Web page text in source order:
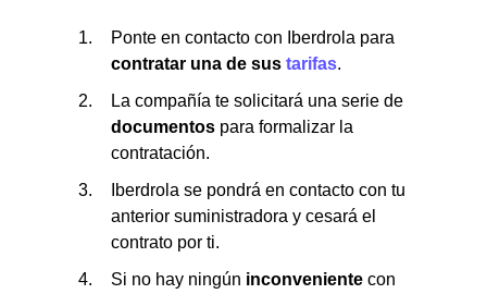
Ponte en contacto con Iberdrola para
contratar una de sus tarifas.
La compañía te solicitará una serie de
documentos para formalizar la
contratación.
Iberdrola se pondrá en contacto con tu
anterior suministradora y cesará el
contrato por ti.
Si no hay ningún inconveniente con